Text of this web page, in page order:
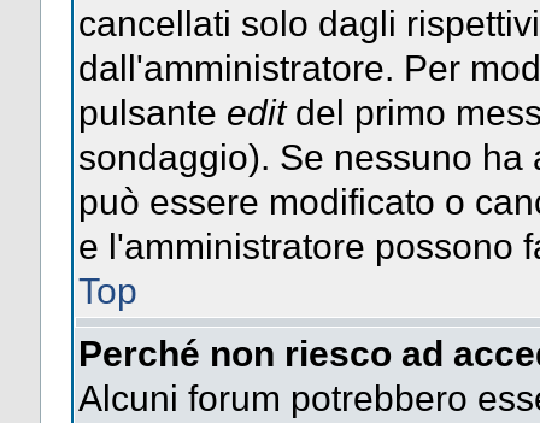
cancellati solo dagli
dall'amministratore. Per
pulsante editdel primo
sondaggio). Se nessuno
può essere modificato o
e l'amministratore possono
Top
Perché non riesco ad
Alcuni forum potrebbero